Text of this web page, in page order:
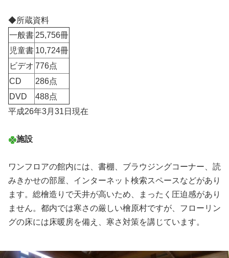
◆所蔵資料
一般書25,756冊
児童書 10,724冊
ビデオ 776点
CD
286点
DVD
488点
平成26年3月31日現在
施設
ワンフロアの館内には、書棚、ブラウジングコーナー、読
みきかせの部屋、インターネット検索スペースなどがあり
ます。総檜造りで天井が高いため、まったく圧迫感があり
ません。都内では寒さの厳しい檜原村ですが、フローリン
グの床には床暖房を備え、寒さ対策を講じています。